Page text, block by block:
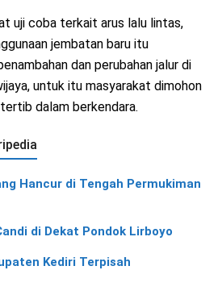
uji coba terkait arus lalu lintas,
jembatan baru itu
dan perubahan jalur di
untuk itu masyarakat dimohon
dalam berkendara.
Hancur di Tengah Permukiman
di Dekat Pondok Lirboyo
Kediri Terpisah